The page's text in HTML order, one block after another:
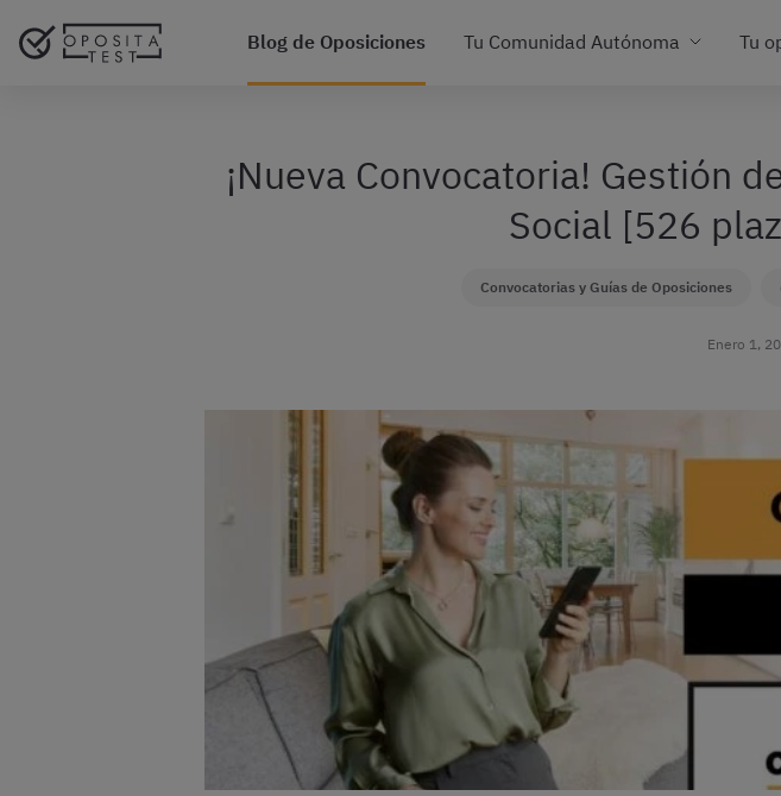
Blog de Oposiciones Tu Comunidad Autónoma Tu
¡Nueva Convocatoria! Gestión
Social [526
Convocatorias y Guías de Oposiciones
Enero 1,